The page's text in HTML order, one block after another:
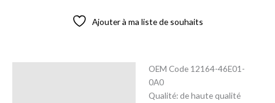
Ajouter à ma liste de souhaits
OEM Code 12164-46E01-
0A0
Qualité: de haute qualité